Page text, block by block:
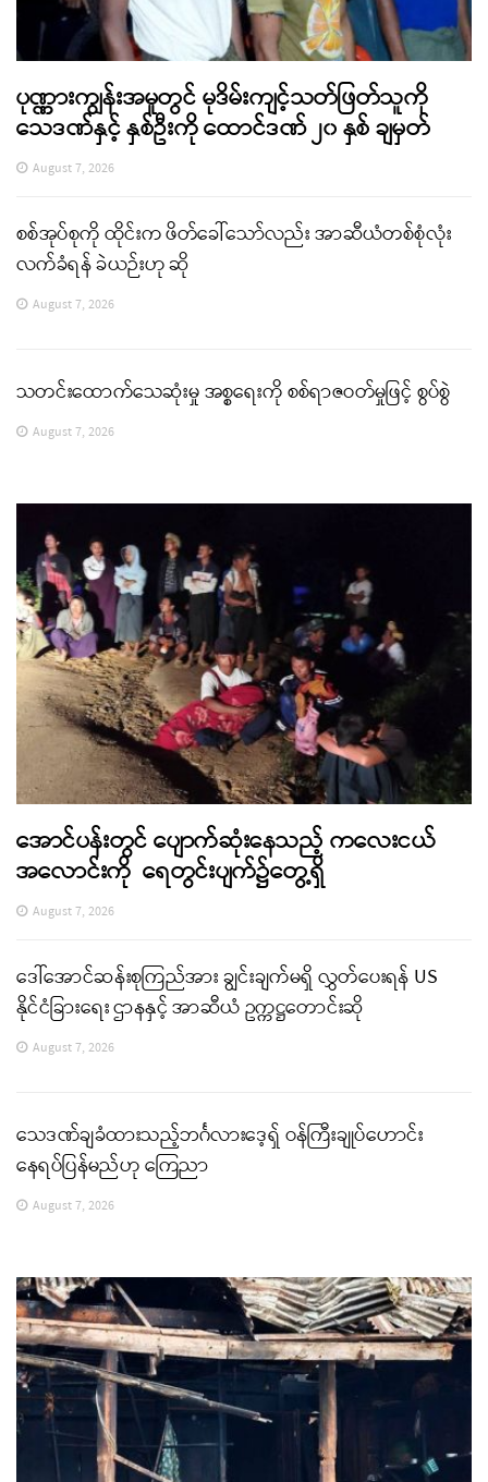
ပုဏ္ဏားကျွန်းအမှုတွင် မုဒိမ်းကျင့်သတ်ဖြတ်သူကို
သေဒဏ်နှင့် နှစ်ဦးကို ထောင်ဒဏ် ၂၀ နှစ် ချမှတ်
August 7, 2026
စစ်အုပ်စုကို ထိုင်းက ဖိတ်ခေါ်သော်လည်း အာဆီယံတစ်စုံလုံး
လက်ခံရန် ခဲယဉ်းဟု ဆို
August 7, 2026
သတင်းထောက်သေဆုံးမှု အစ္စရေးကို စစ်ရာဇဝတ်မှုဖြင့် စွပ်စွဲ
August 7, 2026
အောင်ပန်းတွင် ပျောက်ဆုံးနေသည့် ကလေးငယ်
အလောင်းကို ရေတွင်းပျက်၌တွေ့ရှိ
August 7, 2026
ဒေါ်အောင်ဆန်းစုကြည်အား ချွင်းချက်မရှိ လွှတ်ပေးရန် US
နိုင်ငံခြားရေး ဌာနနှင့် အာဆီယံ ဥက္ကဋ္ဌတောင်းဆို
August 7, 2026
သေဒဏ်ချခံထားသည့်ဘင်္ဂလားဒေ့ရှ် ဝန်ကြီးချုပ်ဟောင်း
နေရပ်ပြန်မည်ဟု ကြေညာ
August 7, 2026